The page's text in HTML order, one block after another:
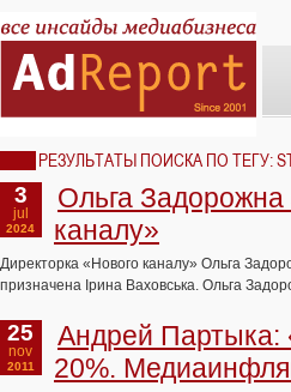
РЕЗУЛЬТАТЫ ПОИСКА ПО ТЕГУ:
3
jul
2024
Ольга Задорожна
каналу»
Директорка «Нового каналу» Ольга
призначена Ірина Ваховська. Ольга
25
nov
2011
Андрей Партыка:
20%.